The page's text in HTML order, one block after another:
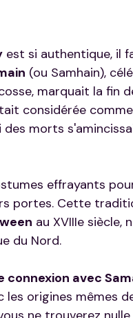
est si authentique, il
(ou Samhain),
marquait la fin
considérée
morts
effrayants
portes. Cette
au XVIIIe siècle,
du Nord.
avec
les origines mêmes